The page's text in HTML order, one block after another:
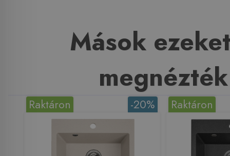
Mások
megnézték
-20%
Raktáron Raktáron